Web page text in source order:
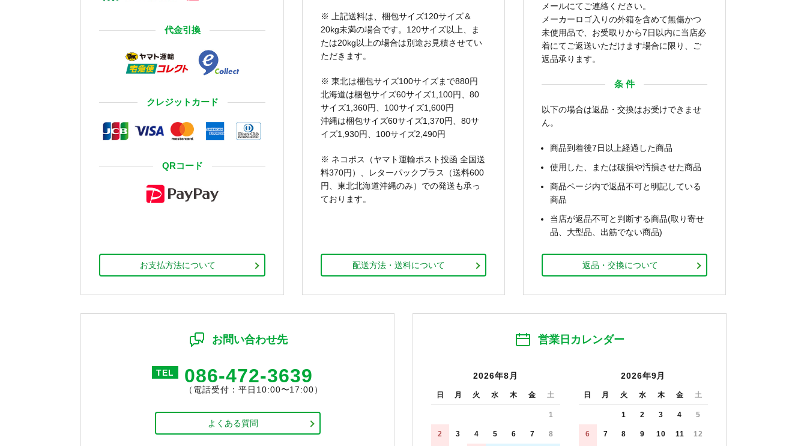
代金引換
クレジットカード
QRコード
お支払方法について
※ 上記送料は、梱包サイズ120サイズ＆
20kg未満の場合です。120サイズ以上、ま
たは20kg以上の場合は別途お見積させてい
ただきます。
※ 東北は梱包サイズ100サイズまで880円
北海道は梱包サイズ60サイズ1,100円、80
サイズ1,360円、100サイズ1,600円
沖縄は梱包サイズ60サイズ1,370円、80サ
イズ1,930円、100サイズ2,490円
※ ネコポス（ヤマト運輸ポスト投函 全国送
料370円）、レターパックプラス（送料600
円、東北北海道沖縄のみ）での発送も承っ
ております。
配送方法・送料について
メールにてご連絡ください。
メーカーロゴ入りの外箱を含めて無傷かつ
未使用品で、お受取りから7日以内に当店必
着にてご返送いただけます場合に限り、ご
返品承ります。
条 件
以下の場合は返品・交換はお受けできませ
ん。
商品到着後7日以上経過した商品
使用した、または破損や汚損させた商品
商品ページ内で返品不可と明記している
商品
当店が返品不可と判断する商品(取り寄せ
品、大型品、出筋でない商品)
返品・交換について
お問い合わせ先
TEL 086-472-3639
（電話受付：平日10:00〜17:00）
よくある質問
営業日カレンダー
2026年8月
日 月 火 水 木 金 土
1
2 3 4 5 6 7 8
2026年9月
日 月 火 水 木 金 土
1 2 3 4 5
6 7 8 9 10 11 12